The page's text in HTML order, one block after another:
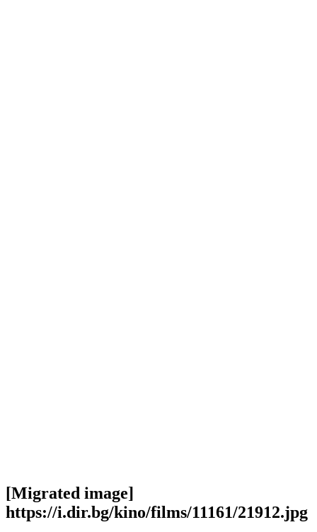
[Migrated image]
https://i.dir.bg/kino/films/11161/21912.jpg